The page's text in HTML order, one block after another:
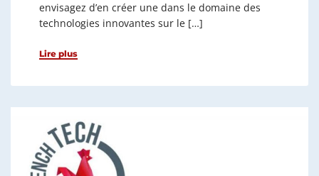
envisagez d’en créer une dans le domaine des
technologies innovantes sur le […]
Lire plus